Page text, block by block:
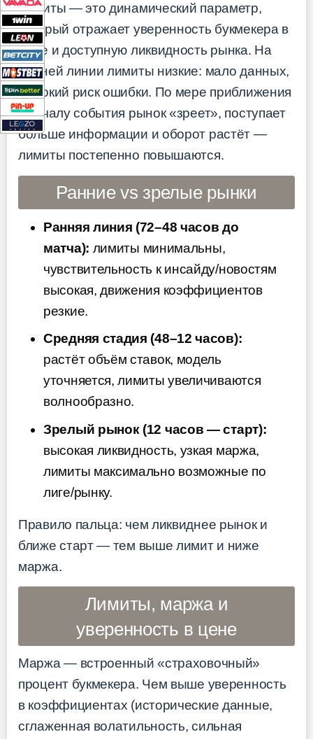
Лимиты — это динамический параметр,
который отражает уверенность букмекера в
цене и доступную ликвидность рынка. На
ранней линии лимиты низкие: мало данных,
высокий риск ошибки. По мере приближения
к началу события рынок «зреет», поступает
больше информации и оборот растёт —
лимиты постепенно повышаются.
Ранние vs зрелые рынки
Ранняя линия (72–48 часов до
матча): лимиты минимальны,
чувствительность к инсайду/новостям
высокая, движения коэффициентов
резкие.
Средняя стадия (48–12 часов):
растёт объём ставок, модель
уточняется, лимиты увеличиваются
волнообразно.
Зрелый рынок (12 часов — старт):
высокая ликвидность, узкая маржа,
лимиты максимально возможные по
лиге/рынку.
Правило пальца: чем ликвиднее рынок и
ближе старт — тем выше лимит и ниже
маржа.
Лимиты, маржа и
уверенность в цене
Маржа — встроенный «страховочный»
процент букмекера. Чем выше уверенность
в коэффициентах (исторические данные,
сглаженная волатильность, сильная